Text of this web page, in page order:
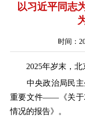
以习近平同志
时间：
2025年岁末，北
中央政治局民主
重要文件——《关于
情况的报告》。